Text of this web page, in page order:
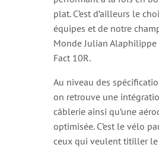
plat. C’est d’ailleurs le
équipes et de notre
Monde Julian
Fact 10R.
Au niveau des
on retrouve une
câblerie ainsi qu’une
optimisée. C’est le vélo
ceux qui veulent titiller